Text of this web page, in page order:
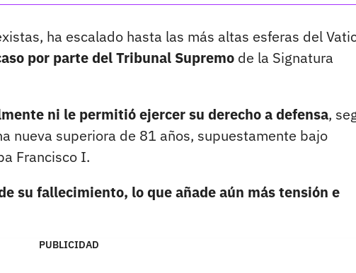
ha escalado hasta las más altas esferas del
por parte del Tribunal Supremo de la Signatura
ni le permitió ejercer su derecho a defensa,
nueva superiora de 81 años, supuestamente bajo
Francisco I.
su fallecimiento, lo que añade aún más tensión e
PUBLICIDAD